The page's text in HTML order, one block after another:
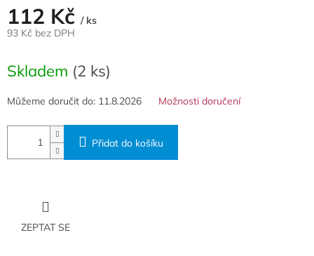
112 Kč / ks
93 Kč bez DPH
cena:
Skladem (2 ks)
Můžeme doručit do: 11.8.2026 Možnosti doručení
Přidat do košíku
ZEPTAT SE